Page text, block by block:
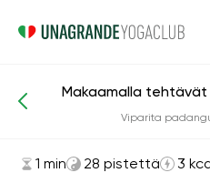
Asanat ja harjoitukset
Makaamalla
Viparita
1 min 28 pistettä 3